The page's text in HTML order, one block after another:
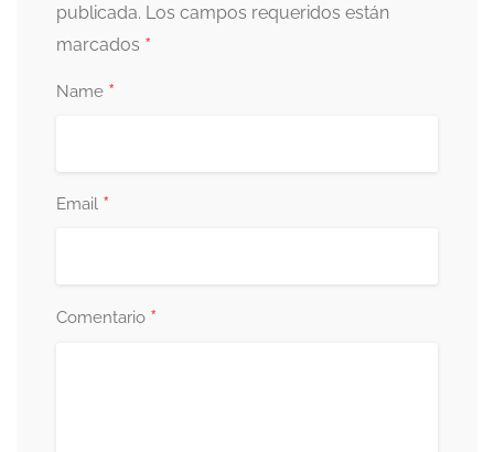
publicada. Los campos requeridos están
marcados *
Name *
Email *
Comentario *